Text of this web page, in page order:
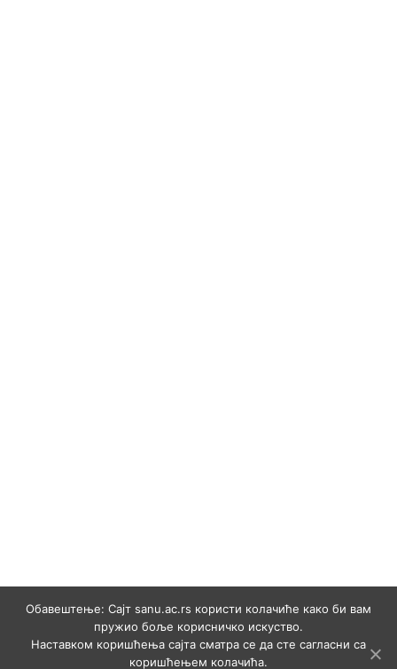
Обавештење: Сајт sanu.ac.rs користи колачиће како би вам
пружио боље корисничко искуство.
Наставком коришћења сајта сматра се да сте сагласни са
коришћењем колачића.